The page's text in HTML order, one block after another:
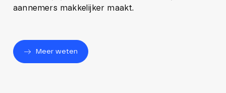
aannemers makkelijker maakt.
Meer weten